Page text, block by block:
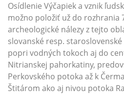
Osídlenie Výčapiek a vznik
možno položiť už do rozhrania
archeologické nálezy z tejto
slovanské resp.
popri vodných tokoch aj do
Nitrianskej pahorkatiny,
Perkovského potoka až k
Štitárom ako aj nivou potoka